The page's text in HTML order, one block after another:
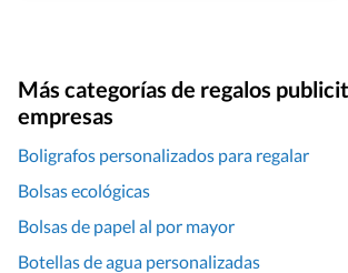
Más categorías de regalos
empresas
Boligrafos personalizados para regalar
Bolsas ecológicas
Bolsas de papel al por mayor
Botellas de agua personalizadas